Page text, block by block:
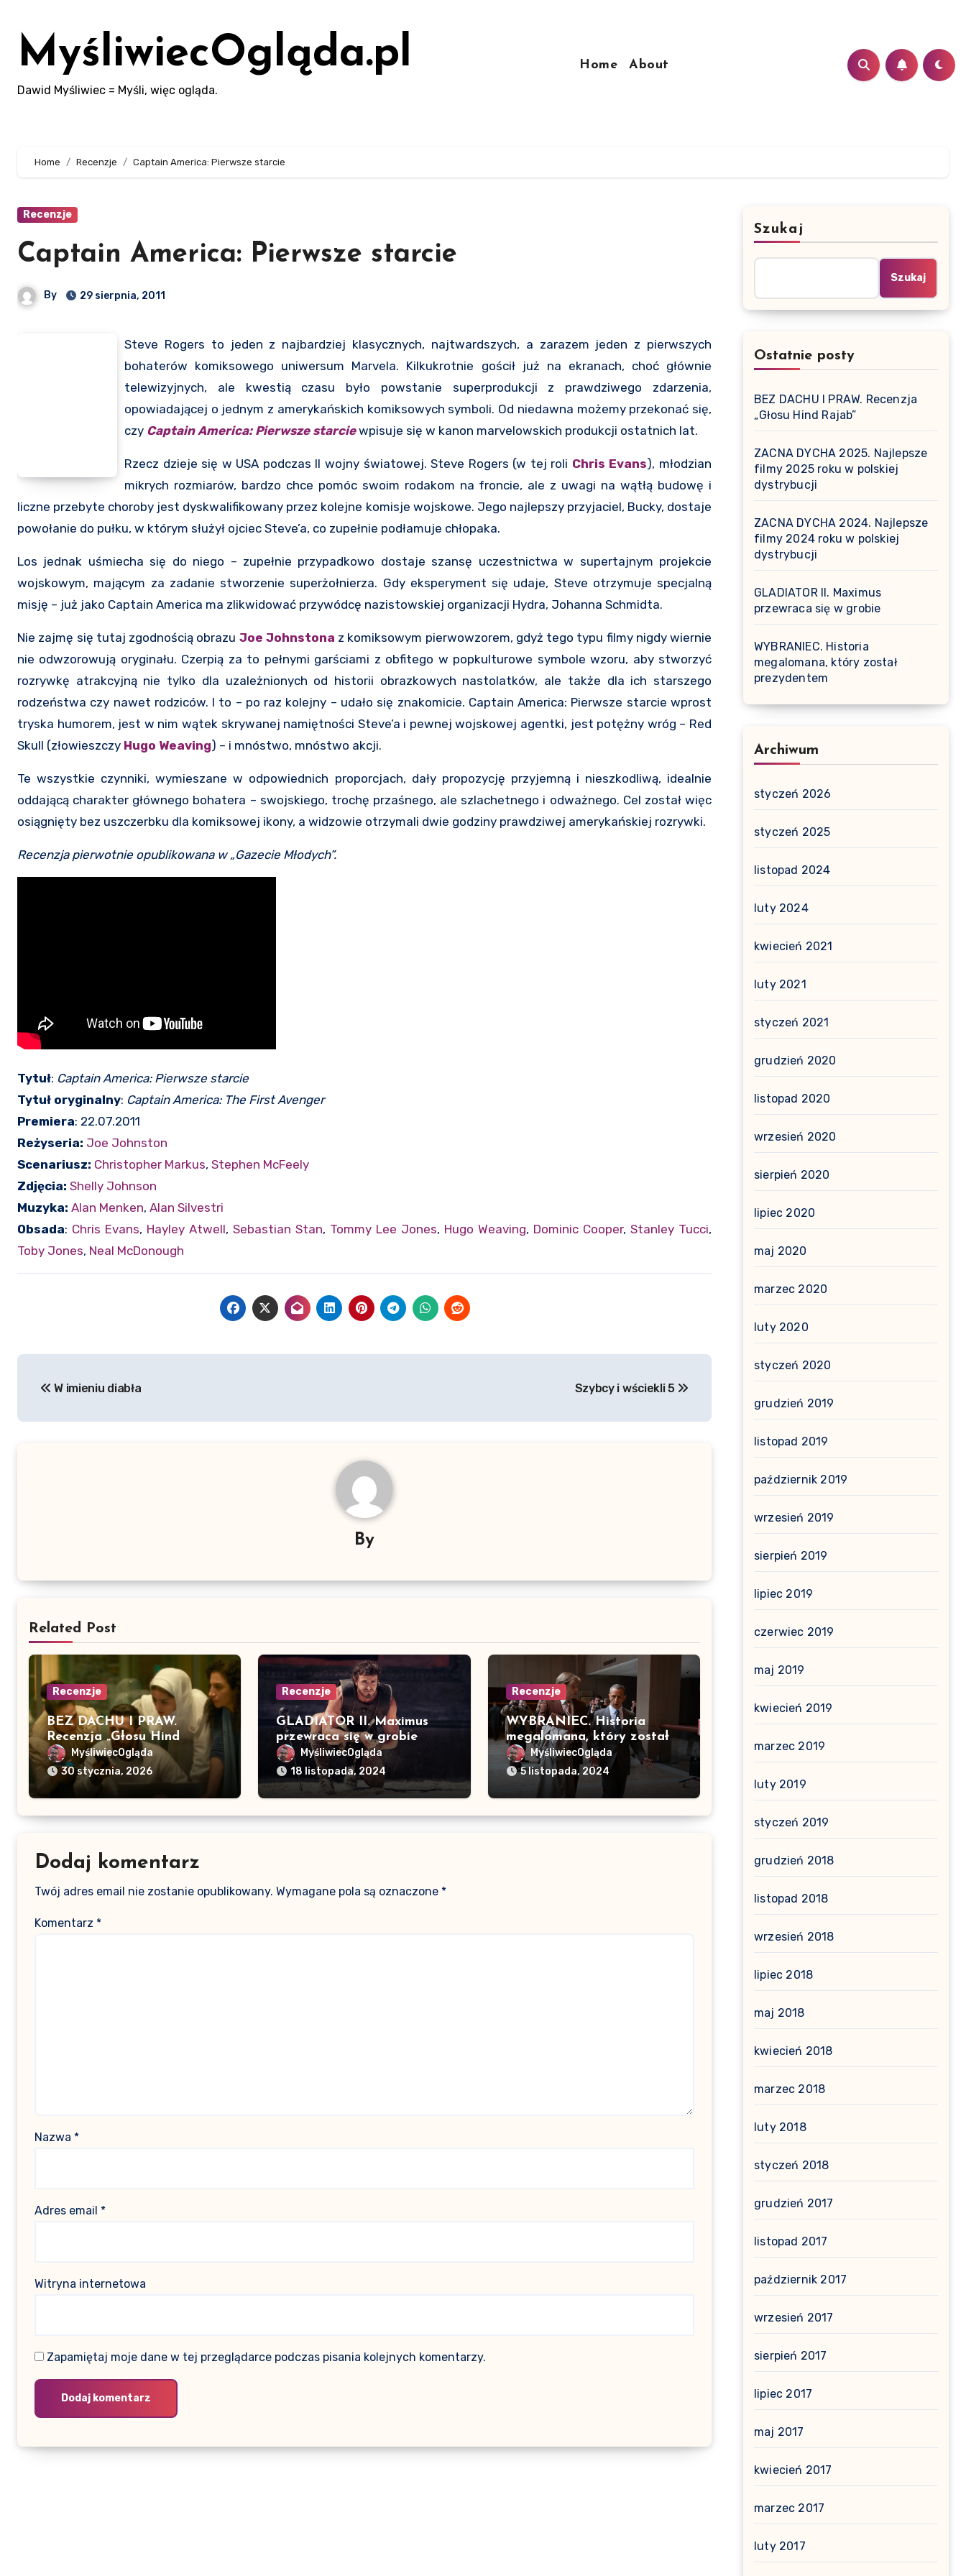
contentMyśliwiecOgląda.pl
Dawid Myśliwiec = Myśli, więc ogląda.
Home About
Home Recenzje Captain America: Pierwsze starcie
Recenzje
Captain America: Pierwsze starcie
By 29 sierpnia, 2011
Steve Rogers to jeden z najbardziej klasycznych, najtwardszych, a zarazem jeden z pierwszych
bohaterów komiksowego uniwersum Marvela. Kilkukrotnie gościł już na ekranach, choć głównie
telewizyjnych, ale kwestią czasu było powstanie superprodukcji z prawdziwego zdarzenia,
opowiadającej o jednym z amerykańskich komiksowych symboli. Od niedawna możemy przekonać się,
czy Captain America: Pierwsze starciewpisuje się w kanon marvelowskich produkcji ostatnich lat.
Rzecz dzieje się w USA podczas II wojny światowej. Steve Rogers (w tej roli Chris Evans), młodzian
mikrych rozmiarów, bardzo chce pomóc swoim rodakom na froncie, ale z uwagi na wątłą budowę i
liczne przebyte choroby jest dyskwalifikowany przez kolejne komisje wojskowe. Jego najlepszy przyjaciel, Bucky, dostaje
powołanie do pułku, w którym służył ojciec Steve’a, co zupełnie podłamuje chłopaka.
Los jednak uśmiecha się do niego – zupełnie przypadkowo dostaje szansę uczestnictwa w supertajnym projekcie
wojskowym, mającym za zadanie stworzenie superżołnierza. Gdy eksperyment się udaje, Steve otrzymuje specjalną
misję – już jako Captain America ma zlikwidować przywódcę nazistowskiej organizacji Hydra, Johanna Schmidta.
Nie zajmę się tutaj zgodnością obrazu Joe Johnstona z komiksowym pierwowzorem, gdyż tego typu filmy nigdy wiernie
nie odwzorowują oryginału. Czerpią za to pełnymi garściami z obfitego w popkulturowe symbole wzoru, aby stworzyć
rozrywkę atrakcyjną nie tylko dla uzależnionych od historii obrazkowych nastolatków, ale także dla ich starszego
rodzeństwa czy nawet rodziców. I to – po raz kolejny – udało się znakomicie. Captain America: Pierwsze starcie wprost
tryska humorem, jest w nim wątek skrywanej namiętności Steve’a i pewnej wojskowej agentki, jest potężny wróg – Red
Skull (złowieszczy Hugo Weaving) – i mnóstwo, mnóstwo akcji.
Te wszystkie czynniki, wymieszane w odpowiednich proporcjach, dały propozycję przyjemną i nieszkodliwą, idealnie
oddającą charakter głównego bohatera – swojskiego, trochę przaśnego, ale szlachetnego i odważnego. Cel został więc
osiągnięty bez uszczerbku dla komiksowej ikony, a widzowie otrzymali dwie godziny prawdziwej amerykańskiej rozrywki.
Recenzja pierwotnie opublikowana w „Gazecie Młodych”.
Tytuł: Captain America: Pierwsze starcie
Tytuł oryginalny: Captain America: The First Avenger
Premiera: 22.07.2011
Reżyseria: Joe Johnston
Scenariusz: Christopher Markus, Stephen McFeely
Zdjęcia: Shelly Johnson
Muzyka: Alan Menken, Alan Silvestri
Obsada: Chris Evans, Hayley Atwell, Sebastian Stan, Tommy Lee Jones, Hugo Weaving, Dominic Cooper, Stanley Tucci,
Toby Jones, Neal McDonough
wpisuW imieniu diabła Szybcy i wściekli 5
By
Related Post
Recenzje
BEZ DACHU I PRAW.
Recenzja „Głosu Hind
Rajab”MyśliwiecOgląda
30 stycznia, 2026
Recenzje
GLADIATOR II. Maximus
przewraca się w grobie
MyśliwiecOgląda
18 listopada, 2024
Recenzje
WYBRANIEC. Historia
megalomana, który został
prezydentem
MyśliwiecOgląda
5 listopada, 2024
Dodaj komentarz
Twój adres email nie zostanie opublikowany. Wymagane pola są oznaczone *
Komentarz *
Nazwa *
Adres email *
Witryna internetowa
Zapamiętaj moje dane w tej przeglądarce podczas pisania kolejnych komentarzy.
Szukaj
Szukaj
Ostatnie posty
BEZ DACHU I PRAW. Recenzja
„Głosu Hind Rajab”
ZACNA DYCHA 2025. Najlepsze
filmy 2025 roku w polskiej
dystrybucji
ZACNA DYCHA 2024. Najlepsze
filmy 2024 roku w polskiej
dystrybucji
GLADIATOR II. Maximus
przewraca się w grobie
WYBRANIEC. Historia
megalomana, który został
prezydentem
Archiwum
styczeń 2026
styczeń 2025
listopad 2024
luty 2024
kwiecień 2021
luty 2021
styczeń 2021
grudzień 2020
listopad 2020
wrzesień 2020
sierpień 2020
lipiec 2020
maj 2020
marzec 2020
luty 2020
styczeń 2020
grudzień 2019
listopad 2019
październik 2019
wrzesień 2019
sierpień 2019
lipiec 2019
czerwiec 2019
maj 2019
kwiecień 2019
marzec 2019
luty 2019
styczeń 2019
grudzień 2018
listopad 2018
wrzesień 2018
lipiec 2018
maj 2018
kwiecień 2018
marzec 2018
luty 2018
styczeń 2018
grudzień 2017
listopad 2017
październik 2017
wrzesień 2017
sierpień 2017
lipiec 2017
maj 2017
kwiecień 2017
marzec 2017
luty 2017